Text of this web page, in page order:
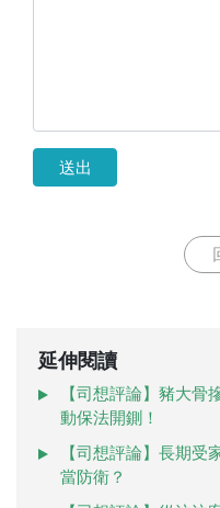
送出
延伸閱讀
【司想評論】豬大骨
動保法開鍘！
【司想評論】長期受
當防衛？